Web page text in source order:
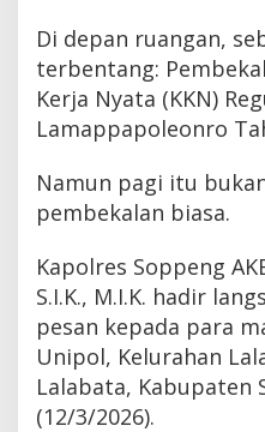
Di depan ruangan,
terbentang:
Kerja Nyata (KKN)
Lamappapoleonro
Namun pagi itu
pembekalan biasa.
Kapolres Soppeng
S.I.K., M.I.K. hadir
pesan kepada para
Unipol, Kelurahan
Lalabata, Kabupaten
(12/3/2026).